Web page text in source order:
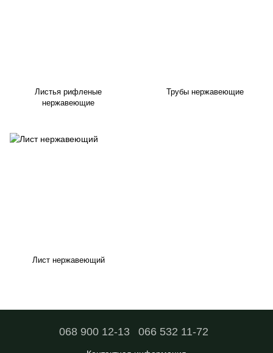
Листья рифленые
нержавеющие
Трубы нержавеющие
Лист нержавеющий
068 900 12-13 066 532 11-72